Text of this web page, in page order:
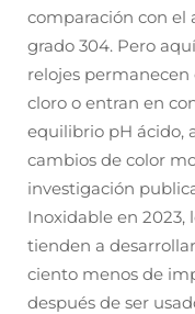
comparación con el
grado 304. Pero
relojes
cloro o entran en
equilibrio pH ácido,
cambios de color
investigación
Inoxidable en 2023,
tienden a
ciento menos de
después de ser